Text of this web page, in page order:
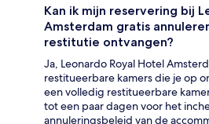
Kan ik mijn reservering bij
Amsterdam gratis
restitutie ontvangen?
Ja, Leonardo Royal Hotel
restitueerbare kamers die je op
een volledig restitueerbare
tot een paar dagen voor het
annuleringsbeleid van de